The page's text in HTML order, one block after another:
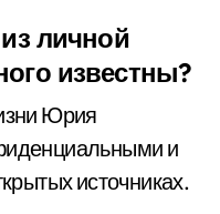
личной
известны?
Юрия
и
источниках.